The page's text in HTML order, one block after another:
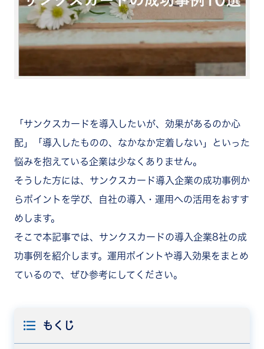
「サンクスカードを導入したいが、効果があるのか心
配」「導入したものの、なかなか定着しない」といった
悩みを抱えている企業は少なくありません。
そうした方には、サンクスカード導入企業の成功事例か
らポイントを学び、自社の導入・運用への活用をおすす
めします。
そこで本記事では、サンクスカードの導入企業8社の成
功事例を紹介します。運用ポイントや導入効果をまとめ
ているので、ぜひ参考にしてください。
もくじ